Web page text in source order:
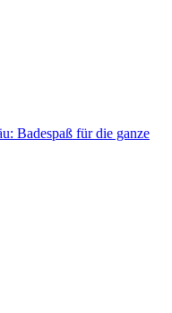
Badespaß für die ganze